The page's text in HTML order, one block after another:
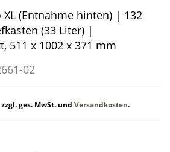
XL (Entnahme hinten) | 132
(33 Liter) |
511 x 1002 x 371 mm
02
ges. MwSt. und Versandkosten.